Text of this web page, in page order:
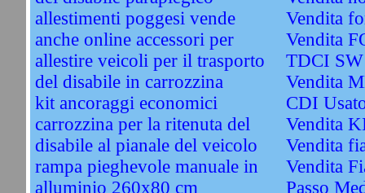
allestimenti poggesi vende
anche online accessori per
allestire veicoli per il trasporto
del disabile in carrozzina
kit ancoraggi economici
carrozzina per la ritenuta del
disabile al pianale del veicolo
rampa pieghevole manuale in
alluminio 260x80 cm
Vendita
Vendita
TDCI
Vendita
CDI
Vendita
Vendita
Vendita
Passo